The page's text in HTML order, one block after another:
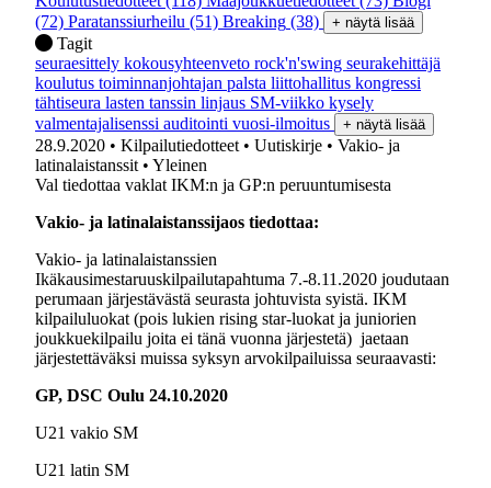
(72) Paratanssiurheilu (51) Breaking (38) + näytä lisää
Tagit
seuraesittely kokousyhteenveto rock'n'swing seurakehittäjä
koulutus toiminnanjohtajan palsta liittohallitus kongressi
tähtiseura lasten tanssin linjaus SM-viikko kysely
valmentajalisenssi auditointi vuosi-ilmoitus + näytä lisää
28.9.2020 • Kilpailutiedotteet • Uutiskirje • Vakio- ja
latinalaistanssit • Yleinen
Val tiedottaa vaklat IKM:n ja GP:n peruuntumisesta
Vakio- ja latinalaistanssijaos tiedottaa:
Vakio- ja latinalaistanssien
Ikäkausimestaruuskilpailutapahtuma 7.-8.11.2020 joudutaan
perumaan järjestävästä seurasta johtuvista syistä. IKM
kilpailuluokat (pois lukien rising star-luokat ja juniorien
joukkuekilpailu joita ei tänä vuonna järjestetä) jaetaan
järjestettäväksi muissa syksyn arvokilpailuissa seuraavasti:
GP, DSC Oulu 24.10.2020
U21 vakio SM
U21 latin SM